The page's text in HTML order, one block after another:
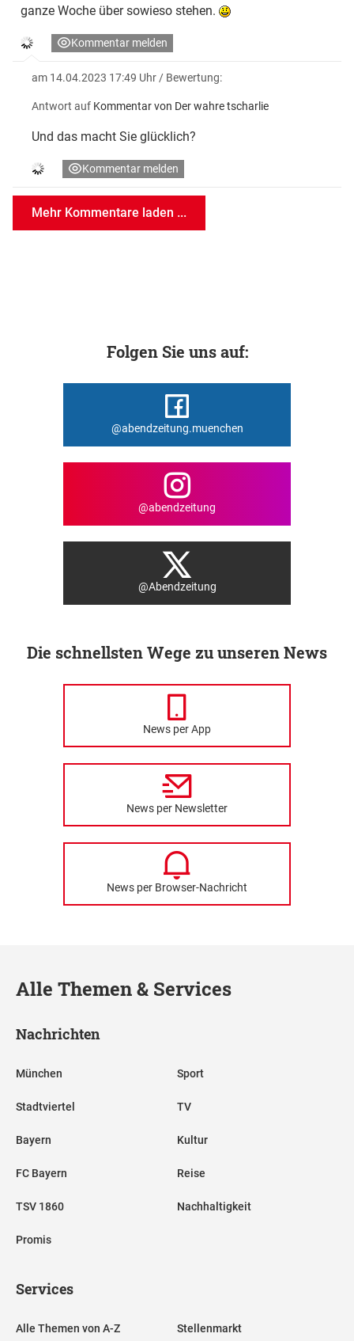
ganze Woche über sowieso stehen.
Kommentar melden
am 14.04.2023 17:49 Uhr / Bewertung:
Antwort auf Kommentar von Der wahre tscharlie
Und das macht Sie glücklich?
Kommentar melden
Mehr Kommentare laden ...
Folgen Sie uns auf:
@abendzeitung.muenchen
@abendzeitung
@Abendzeitung
Die schnellsten Wege zu unseren News
News per App
News per Newsletter
News per Browser-Nachricht
Alle Themen & Services
Nachrichten
München
Stadtviertel
Bayern
FC Bayern
TSV 1860
Promis
Sport
TV
Kultur
Reise
Nachhaltigkeit
Services
Alle Themen von A-Z Stellenmarkt